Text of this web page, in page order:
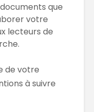
que
votre
lecteurs de
de votre
à suivre